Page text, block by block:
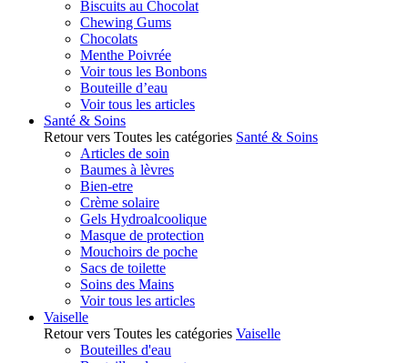
Biscuits au Chocolat
Chewing Gums
Chocolats
Menthe Poivrée
Voir tous les Bonbons
Bouteille d’eau
Voir tous les articles
Santé & Soins
Retour vers Toutes les catégories Santé & Soins
Articles de soin
Baumes à lèvres
Bien-etre
Crème solaire
Gels Hydroalcoolique
Masque de protection
Mouchoirs de poche
Sacs de toilette
Soins des Mains
Voir tous les articles
Vaiselle
Retour vers Toutes les catégories Vaiselle
Bouteilles d'eau